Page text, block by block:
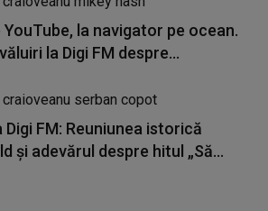
YouTube, la navigator pe ocean.
la Digi FM despre...
FM: Reuniunea istorică
și adevărul despre hitul „Să...